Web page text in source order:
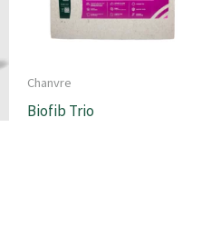
Chanvre
Biofib Trio